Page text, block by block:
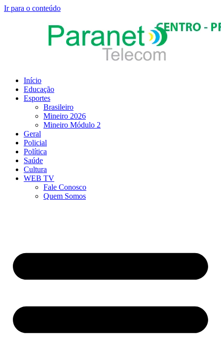
Ir para o conteúdo
Início
Educação
Esportes
Brasileiro
Mineiro 2026
Mineiro Módulo 2
Geral
Policial
Política
Saúde
Cultura
WEB TV
Fale Conosco
Quem Somos